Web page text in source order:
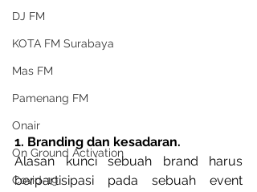
DJ FM
KOTA FM Surabaya
Mas FM
Pamenang FM
Onair
On Ground Activation
Covid-19
1. Branding dan kesadaran.
Alasan kunci sebuah brand harus
berpartisipasi pada sebuah event